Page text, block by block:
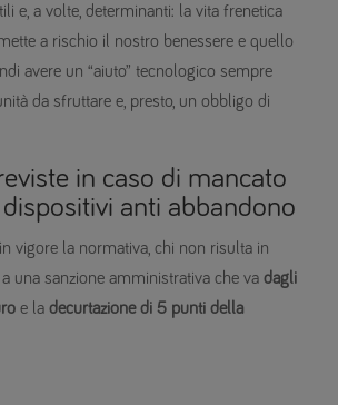
e, a volte, determinanti: la vita frenetica
a rischio il nostro benessere e quello
avere un “aiuto” tecnologico sempre
da sfruttare e, presto, un obbligo di
in caso di mancato
anti abbandono
vigore la normativa, chi non risulta in
una sanzione amministrativa che va dagli
e la decurtazione di 5 punti della